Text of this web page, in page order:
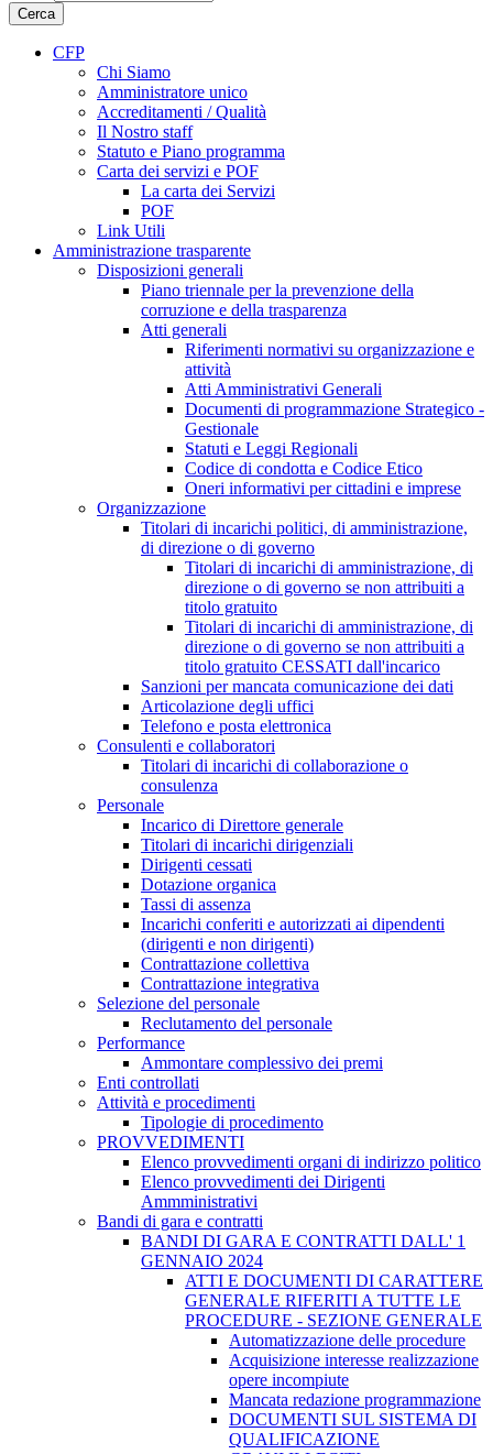
CFP
Chi Siamo
Amministratore unico
Accreditamenti / Qualità
Il Nostro staff
Statuto e Piano programma
Carta dei servizi e POF
La carta dei Servizi
POF
Link Utili
Amministrazione trasparente
Disposizioni generali
Piano triennale per la prevenzione della
corruzione e della trasparenza
Atti generali
Riferimenti normativi su organizzazione e
attività
Atti Amministrativi Generali
Documenti di programmazione Strategico -
Gestionale
Statuti e Leggi Regionali
Codice di condotta e Codice Etico
Oneri informativi per cittadini e imprese
Organizzazione
Titolari di incarichi politici, di amministrazione,
di direzione o di governo
Titolari di incarichi di amministrazione, di
direzione o di governo se non attribuiti a
titolo gratuito
Titolari di incarichi di amministrazione, di
direzione o di governo se non attribuiti a
titolo gratuito CESSATI dall'incarico
Sanzioni per mancata comunicazione dei dati
Articolazione degli uffici
Telefono e posta elettronica
Consulenti e collaboratori
Titolari di incarichi di collaborazione o
consulenza
Personale
Incarico di Direttore generale
Titolari di incarichi dirigenziali
Dirigenti cessati
Dotazione organica
Tassi di assenza
Incarichi conferiti e autorizzati ai dipendenti
(dirigenti e non dirigenti)
Contrattazione collettiva
Contrattazione integrativa
Selezione del personale
Reclutamento del personale
Performance
Ammontare complessivo dei premi
Enti controllati
Attività e procedimenti
Tipologie di procedimento
PROVVEDIMENTI
Elenco provvedimenti organi di indirizzo politico
Elenco provvedimenti dei Dirigenti
Ammministrativi
Bandi di gara e contratti
BANDI DI GARA E CONTRATTI DALL' 1
GENNAIO 2024
ATTI E DOCUMENTI DI CARATTERE
GENERALE RIFERITI A TUTTE LE
PROCEDURE - SEZIONE GENERALE
Automatizzazione delle procedure
Acquisizione interesse realizzazione
opere incompiute
Mancata redazione programmazione
DOCUMENTI SUL SISTEMA DI
QUALIFICAZIONE